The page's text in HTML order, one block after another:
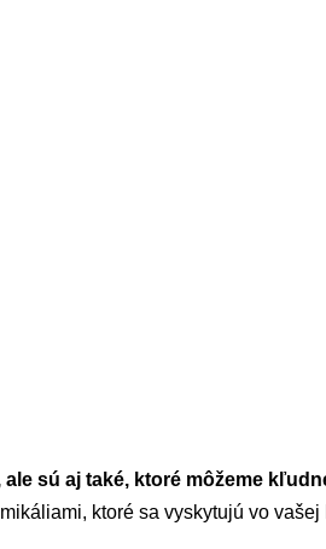
sú aj také, ktoré môžeme
ktoré sa vyskytujú vo vašej